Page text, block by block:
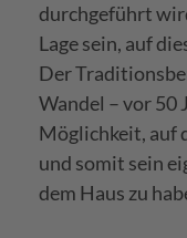
durchgeführt
Lage sein, auf
Der
Wandel – vor 50
Möglichkeit, auf
und somit sein
dem Haus zu